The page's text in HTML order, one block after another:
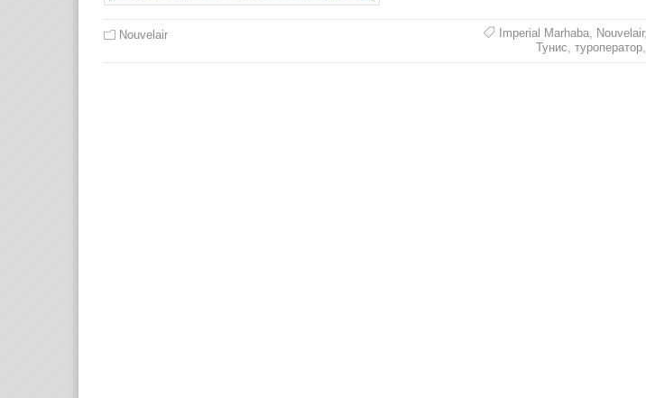
Nouvelair Imperial Marhaba, Nouvelair,
Тунис туроператор,